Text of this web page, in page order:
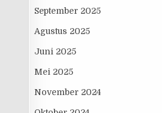
September 2025
Agustus 2025
Juni 2025
Mei 2025
November 2024